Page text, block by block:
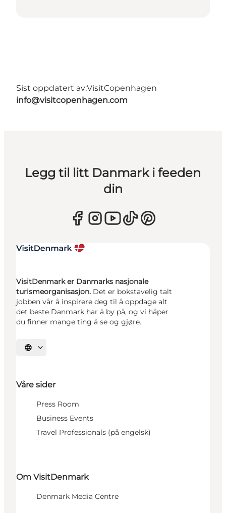
Sist oppdatert av:VisitCopenhagen
info@visitcopenhagen.com
Legg til litt Danmark i feeden
din
VisitDenmark er Danmarks nasjonale
turismeorganisasjon. Det er bokstavelig talt
jobben vår å inspirere deg til å oppdage alt
det beste Danmark har å by på, og vi håper
du finner mange ting å se og gjøre.
Velg språk
Våre sider
Press Room
Business Events
Travel Professionals (på engelsk)
Om VisitDenmark
Denmark Media Centre